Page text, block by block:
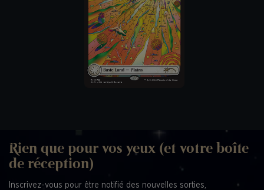
Rien que pour vos yeux (et votre boîte
de réception)
Inscrivez-vous pour être notifié des nouvelles sorties,